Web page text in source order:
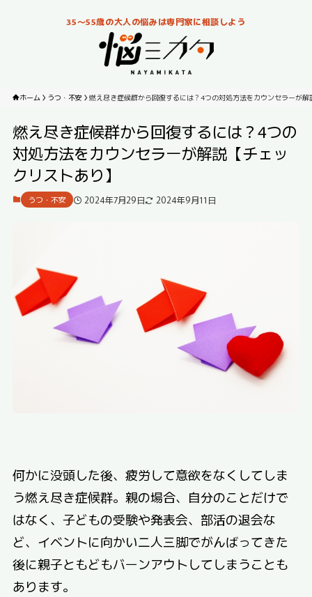
35～55歳の大人の悩みは専門家に相談しよう
ホーム うつ・不安 燃え尽き症候群から回復するには？4つの対処方法をカウンセラーが
燃え尽き症候群から回復するには？4つの
対処方法をカウンセラーが解説【チェッ
クリストあり】
うつ・不安 2024年7月29日 2024年9月11日
何かに没頭した後、疲労して意欲をなくしてしま
う燃え尽き症候群。親の場合、自分のことだけで
はなく、子どもの受験や発表会、部活の退会な
ど、イベントに向かい二人三脚でがんばってきた
後に親子ともどもバーンアウトしてしまうことも
あります。